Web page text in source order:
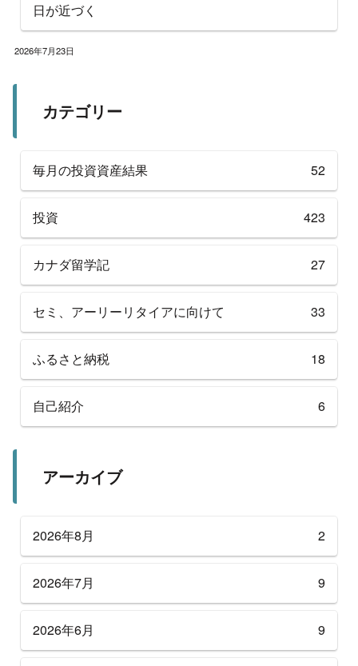
日が近づく
2026年7月23日
カテゴリー
毎月の投資資産結果 52
投資 423
カナダ留学記 27
セミ、アーリーリタイアに向けて 33
ふるさと納税 18
自己紹介 6
アーカイブ
2026年8月 2
2026年7月 9
2026年6月 9